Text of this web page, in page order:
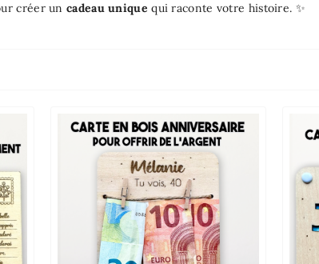
créer uncadeau unique qui raconte votre histoire. ✨